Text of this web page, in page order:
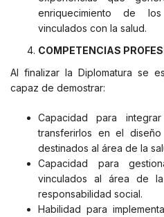
enriquecimiento de
vinculados con la salud.
COMPETENCIAS
Al finalizar la Diplomatura se
capaz de demostrar:
Capacidad para
transferirlos en el
destinados al área de la
Capacidad para
vinculados al área de
responsabilidad social.
Habilidad para